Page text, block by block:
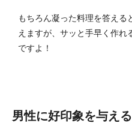
もちろん凝った料理を答える
えますが、サッと手早く作れ
ですよ！
男性に好印象を与え